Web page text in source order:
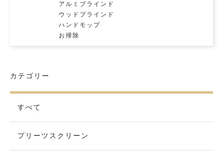
アルミブラインド
ウッドブラインド
ハンドモップ
お掃除
カテゴリー
すべて
プリーツスクリーン